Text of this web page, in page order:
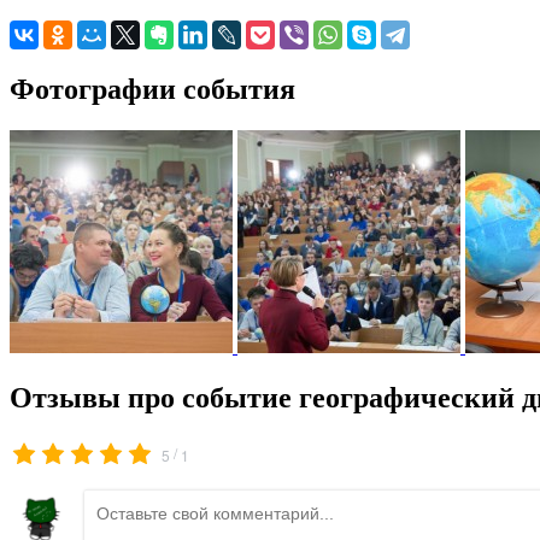
Фотографии события
Отзывы про событие географический
5 / 1